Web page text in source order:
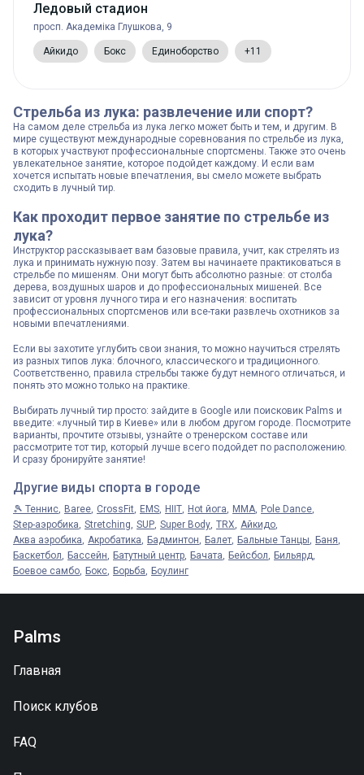
Ледовый стадион
просп. Академіка Глушкова, 9
Айкидо Бокс Единоборство +11
Стрельба из лука: развлечение или спорт?
На самом деле стрельба из лука легко может быть и тем, и другим. В
мире существуют международные соревнования по стрельбе из лука,
в которых участвуют профессиональные спортсмены. Также это очень
увлекательное занятие, которое подойдет каждому. И если вам
хочется испытать новые впечатления, вы смело можете выбрать
сходить в лучный тир.
Как проходит первое занятие по стрельбе из
лука?
Инструктор рассказывает вам базовые правила, учит, как стрелять из
лука и принимать нужную позу. Затем вы начинаете практиковаться в
стрельбе по мишеням. Они могут быть абсолютно разные: от столба
дерева, воздушных шаров и до профессиональных мишеней. Все
зависит от уровня лучного тира и его назначения: воспитать
профессиональных спортсменов или все-таки развлечь охотников за
новыми впечатлениями.
Если вы захотите углубить свои знания, то можно научиться стрелять
из разных типов лука: блочного, классического и традиционного.
Соответственно, правила стрельбы также будут немного отличаться, и
понять это можно только на практике.
Выбирать лучный тир просто: зайдите в Google или поисковик Palms и
введите: «лучный тир в Киеве» или в любом другом городе. Посмотрите
варианты, прочтите отзывы, узнайте о тренерском составе или
рассмотрите тот тир, который лучше всего подойдет по расположению.
И сразу бронируйте занятие!
Другие виды спорта в городе
🎾 Теннис Baree CrossFit EMS HIIT Hot йога MMA
Pole Dance
Step-аэробика Stretching SUP Super Body TRX Айкидо
Аква аэробика Акробатика Бадминтон Балет Бальные Танцы
Баня
Баскетбол
Бассейн Батутный центр Бачата Бейсбол
Бильярд
Боевое самбо
Бокс Борьба Боулинг
Palms
Главная
Поиск клубов
FAQ